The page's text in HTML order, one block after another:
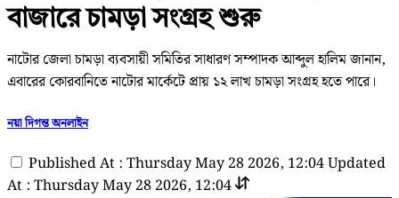
বাজারে চামড়া সংগ্রহ শুরু
নাটোর জেলা চামড়া ব্যবসায়ী সমিতির সাধারণ সম্পাদক আব্দুল হালিম জানান,
এবারের কোরবানিতে নাটোর মার্কেটে প্রায় ১২ লাখ চামড়া সংগ্রহ হতে পারে।
নয়া দিগন্ত অনলাইন
Published At : Thursday May 28 2026, 12:04Updated
At : Thursday May 28 2026, 12:04